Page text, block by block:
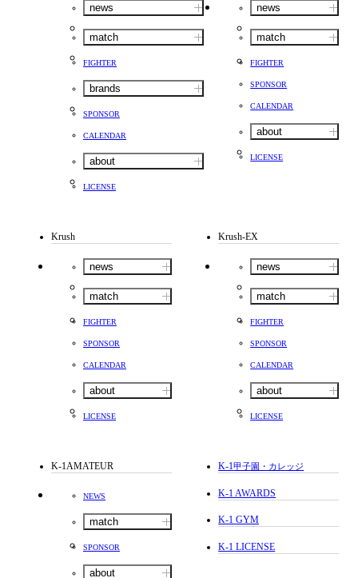
news
match
FIGHTER
brands
SPONSOR
CALENDAR
about
LICENSE
news
match
FIGHTER
SPONSOR
CALENDAR
about
LICENSE
Krush
news
match
FIGHTER
SPONSOR
CALENDAR
about
LICENSE
Krush-EX
news
match
FIGHTER
SPONSOR
CALENDAR
about
LICENSE
K-1AMATEUR
NEWS
match
SPONSOR
about
K-1甲子園・カレッジ
K-1 AWARDS
K-1 GYM
K-1 LICENSE